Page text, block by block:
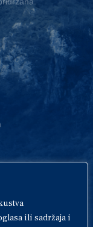
ili sadržaja i